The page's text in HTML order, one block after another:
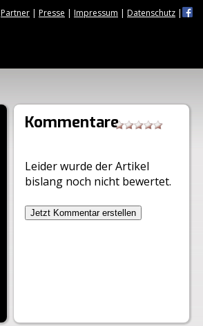
Partner | Presse | Impressum | Datenschutz |
Kommentare
Leider wurde der Artikel
bislang noch nicht bewertet.
Jetzt Kommentar erstellen